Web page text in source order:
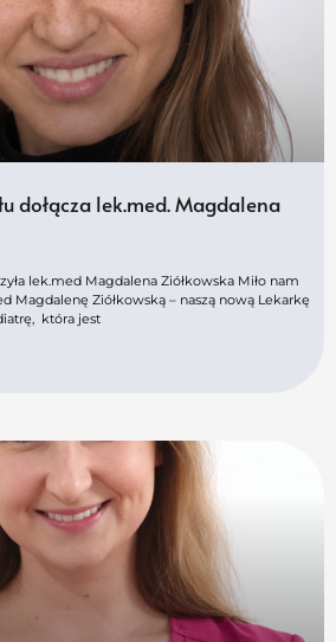
dołącza lek.med. Magdalena
lek.med Magdalena Ziółkowska Miło nam
Magdalenę Ziółkowską – naszą nową Lekarkę
która jest